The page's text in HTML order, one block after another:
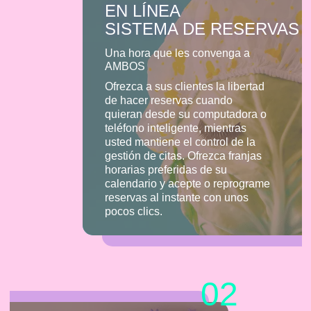
EN LÍNEA
SISTEMA DE RESERVAS
Una hora que les convenga a
AMBOS
Ofrezca a sus clientes la libertad
de hacer reservas cuando
quieran desde su computadora o
teléfono inteligente, mientras
usted mantiene el control de la
gestión de citas. Ofrezca franjas
horarias preferidas de su
calendario y acepte o reprograme
reservas al instante con unos
pocos clics.
02